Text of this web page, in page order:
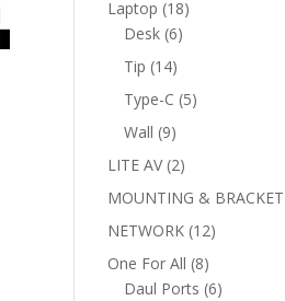
Laptop 1818
Desk 66
Tip 1414
products
Type-C 55
Wall 99
products
LITE AV 22
products
MOUNTING & BRACKET
NETWORK 1212
One For All 88
products
Daul Ports 66